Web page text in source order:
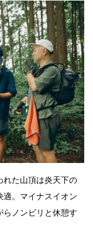
れた山頂は炎天下の
適。マイナスイオン
らノンビリと休憩す